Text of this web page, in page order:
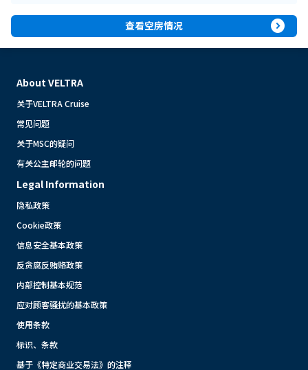
查看空房情况 expand_circle_right
About VELTRA
关于VELTRA Cruise
常见问题
关于MSC的疑问
有关公主邮轮的问题
Legal Information
隐私政策
Cookie政策
信息安全基本政策
反贪腐反贿赂政策
内部控制基本规范
应对顾客骚扰的基本政策
使用条款
标识、条款
基于《特定商业交易法》的注释